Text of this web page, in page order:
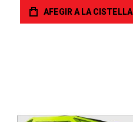
AFEGIR A LA CISTELLA